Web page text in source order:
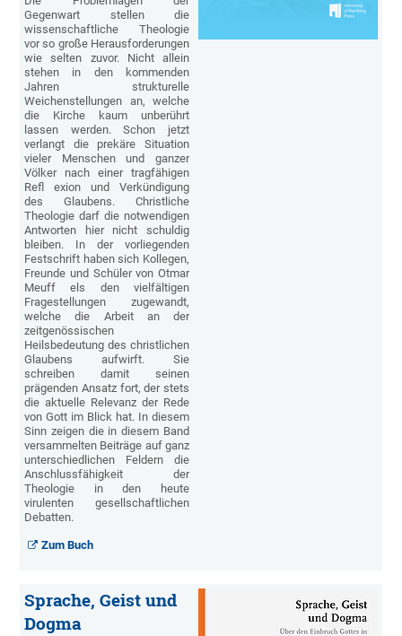
Gegenwart stellen die
wissenschaftliche Theologie
vor so große Herausforderungen
wie selten zuvor. Nicht allein
stehen in den kommenden
Jahren strukturelle
Weichenstellungen an, welche
die Kirche kaum unberührt
lassen werden. Schon jetzt
verlangt die prekäre Situation
vieler Menschen und ganzer
Völker nach einer tragfähigen
Refl exion und Verkündigung
des Glaubens. Christliche
Theologie darf die notwendigen
Antworten hier nicht schuldig
bleiben. In der vorliegenden
Festschrift haben sich Kollegen,
Freunde und Schüler von Otmar
Meuff els den vielfältigen
Fragestellungen zugewandt,
welche die Arbeit an der
zeitgenössischen
Heilsbedeutung des christlichen
Glaubens aufwirft. Sie
schreiben damit seinen
prägenden Ansatz fort, der stets
die aktuelle Relevanz der Rede
von Gott im Blick hat. In diesem
Sinn zeigen die in diesem Band
versammelten Beiträge auf ganz
unterschiedlichen Feldern die
Anschlussfähigkeit der
Theologie in den heute
virulenten gesellschaftlichen
Debatten.
Zum Buch
Sprache, Geist und
Dogma